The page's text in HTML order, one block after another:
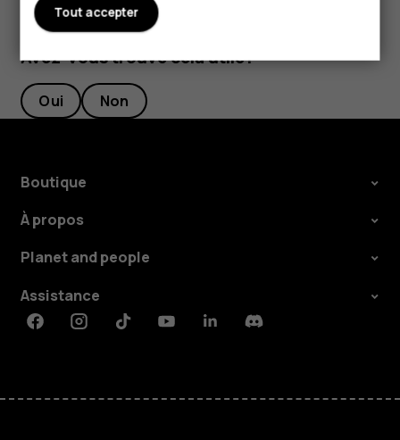
Avez-vous trouvé cela utile?
Oui Non
Boutique
À propos
Planet and people
Assistance
FacebookInstagramTiktokYoutubeLinkedinDiscord
Tout accepter